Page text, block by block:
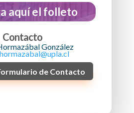
aquí el folleto
Contacto
González
de Contacto